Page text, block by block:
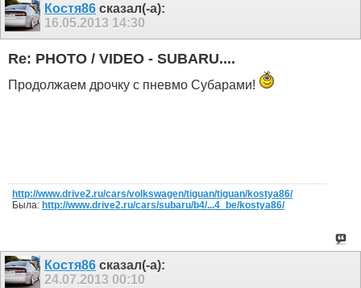
Костя86 сказал(-а):
16.05.2013 14:30
Re: PHOTO / VIDEO - SUBARU....
Продолжаем дрочку с пневмо Субарами!
http://www.drive2.ru/cars/volkswagen/tiguan/tiguan/kostya86/
Была: http://www.drive2.ru/cars/subaru/b4/...4_be/kostya86/
Костя86 сказал(-а):
24.07.2013 00:10